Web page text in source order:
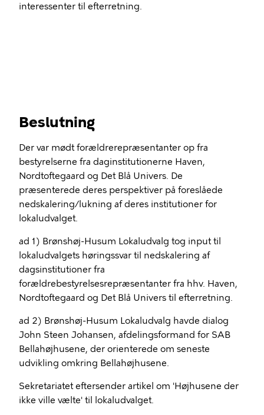
interessenter til efterretning.
Beslutning
Der var mødt forældrerepræsentanter op fra
bestyrelserne fra daginstitutionerne Haven,
Nordtoftegaard og Det Blå Univers. De
præsenterede deres perspektiver på foreslåede
nedskalering/lukning af deres institutioner for
lokaludvalget.
ad 1) Brønshøj-Husum Lokaludvalg tog input til
lokaludvalgets høringssvar til nedskalering af
dagsinstitutioner fra
forældrebestyrelsesrepræsentanter fra hhv. Haven,
Nordtoftegaard og Det Blå Univers til efterretning.
ad 2) Brønshøj-Husum Lokaludvalg havde dialog
John Steen Johansen, afdelingsformand for SAB
Bellahøjhusene, der orienterede om seneste
udvikling omkring Bellahøjhusene.
Sekretariatet eftersender artikel om 'Højhusene der
ikke ville vælte' til lokaludvalget.